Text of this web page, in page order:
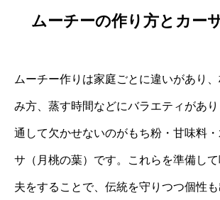
ムーチーの作り方とカー
ムーチー作りは家庭ごとに違いがあり
み方、蒸す時間などにバラエティがあ
通して欠かせないのがもち粉・甘味料
サ（月桃の葉）です。これらを準備し
夫をすることで、伝統を守りつつ個性も